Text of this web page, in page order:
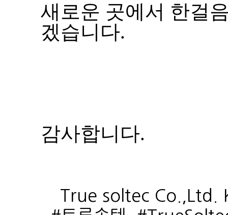
새로운 곳에서 한걸
겠습니다.
감사합니다.
True soltec Co.,Ltd.